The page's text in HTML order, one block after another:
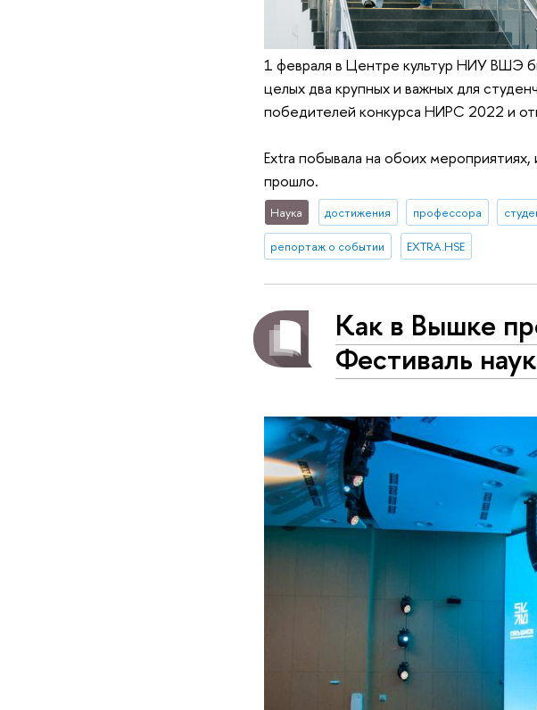
1 февраля в Центре культур НИУ ВШЭ
целых два крупных и важных для
победителей конкурса НИРС 2022 и
Extra побывала на обоих
прошло.
Наука достижения профессора
репортаж о событии EXTRA.HSE
Как в Вышке
Фестиваль